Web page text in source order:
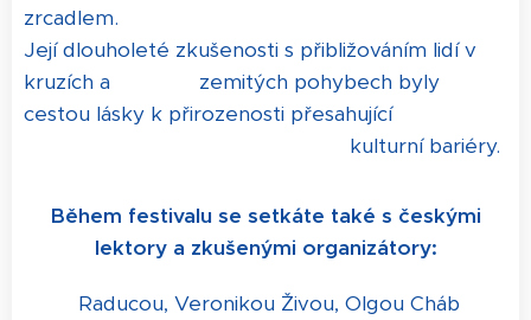
zrcadlem.
Její dlouholeté zkušenosti s přibližováním lidí v
kruzích a zemitých pohybech byly
cestou lásky k přirozenosti přesahující
kulturní bariéry.
Během festivalu se setkáte také s českými
lektory a zkušenými organizátory:
Raducou, Veronikou Živou, Olgou Cháb